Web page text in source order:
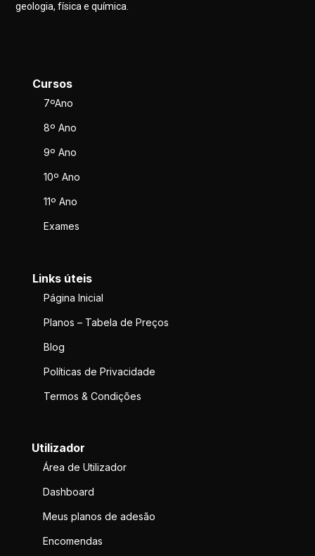
geologia, física e química.
Cursos
7ºAno
8º Ano
9º Ano
10º Ano
11º Ano
Exames
Links úteis
Página Inicial
Planos – Tabela de Preços
Blog
Políticas de Privacidade
Termos & Condições
Utilizador
Área de Utilizador
Dashboard
Meus planos de adesão
Encomendas